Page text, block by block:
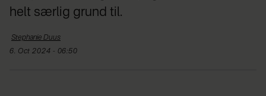
helt særlig grund til.
Stephanie Duus
6. Oct 2024 - 06:50